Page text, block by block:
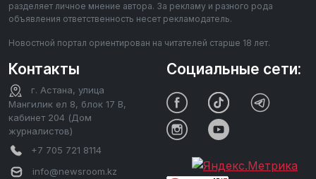
разделяет личное мнение автора. За рекламу и разного рода
объявления ответственность несет рекламодатель.
Новостной портал ориентирован на читателей старше 18 лет.
Контакты
г. Астана, улица
Мангилик ел 8, блок 17 В,
кабинет 204 (Дом
журналистов)
+7 705 721 8114
info@newsroom.kz
Социальные сети: